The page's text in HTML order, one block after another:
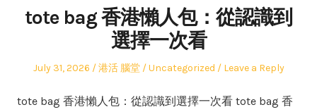
tote bag 香港懶人包：從認識到
選擇一次看
Posted
July 31, 2026 Author
港活 腦堂
Posted
Uncategorized Leave a Reply
tote bag 香港懶人包：從認識到選擇一次看 tote bag 香